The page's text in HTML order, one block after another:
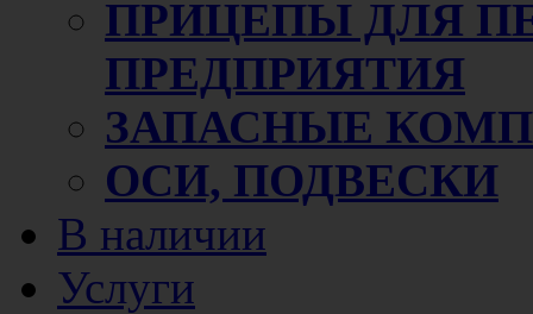
ПРИЦЕПЫ ДЛЯ
ПРЕДПРИЯТИЯ
ЗАПАСНЫЕ
ОСИ, ПОДВЕСКИ
В наличии
Услуги